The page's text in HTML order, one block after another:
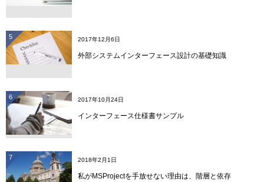
5 2017年12月6日
外部システムインターフェース設計の基礎知識
6 2017年10月24日
インターフェース仕様書サンプル
7 2018年2月1日
私がMSProjectを手放せない理由は、階層と依存